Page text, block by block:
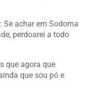
Se achar em Sodoma
perdoarei a todo
que agora que
que sou pó e